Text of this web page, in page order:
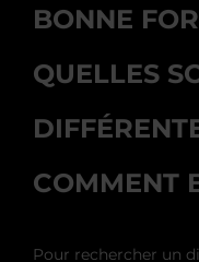
BONNE
QUELLES
COMMENT
Pour rechercher un